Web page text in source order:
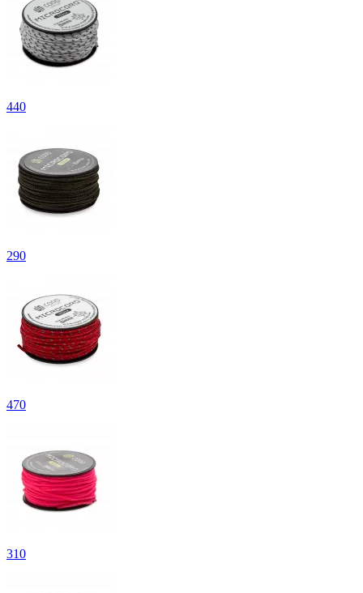
440
290
470
310